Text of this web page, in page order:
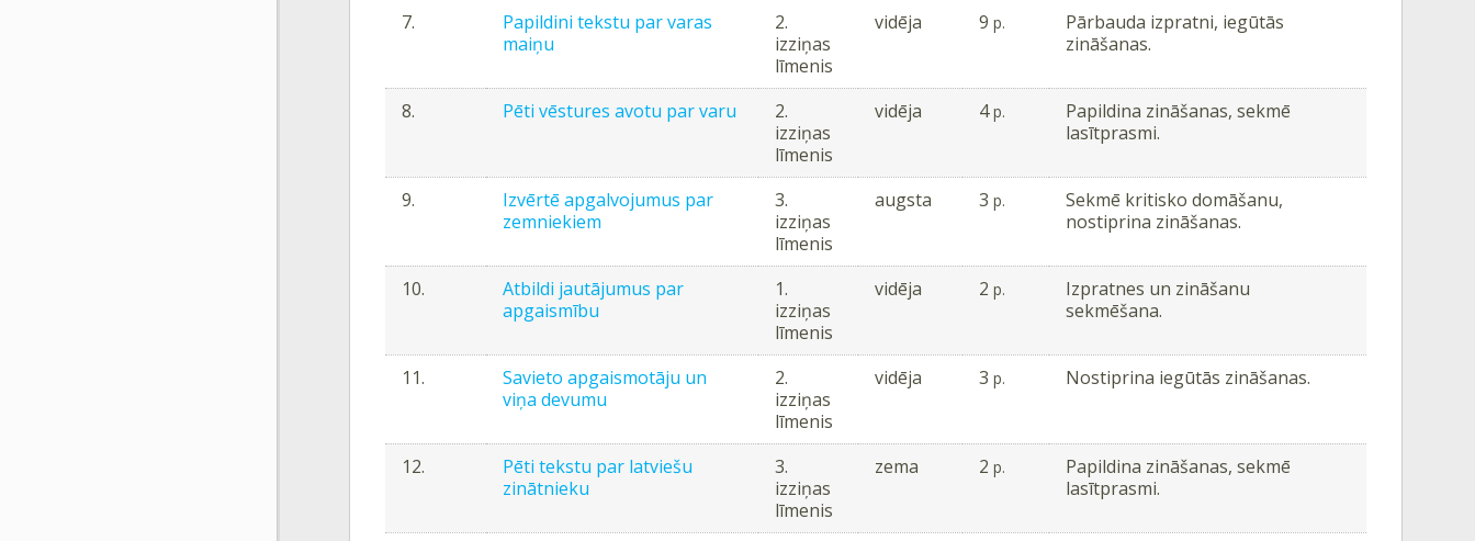
7.
Papildini tekstu par varas
maiņu
2.
izziņas
līmenis
vidēja 9 p.
Pārbauda izpratni, iegūtās
zināšanas.
8. Pēti vēstures avotu par varu
2.
izziņas
līmenis
vidēja 4p.
Papildina zināšanas, sekmē
lasītprasmi.
9.
Izvērtē apgalvojumus par
zemniekiem
3.
izziņas
līmenis
augsta 3 p.
Sekmē kritisko domāšanu,
nostiprina zināšanas.
10.
Atbildi jautājumus par
apgaismību
1.
izziņas
līmenis
vidēja 2 p.
Izpratnes un zināšanu
sekmēšana.
11.
Savieto apgaismotāju un
viņa devumu
2.
izziņas
līmenis
vidēja 3 p. Nostiprina iegūtās zināšanas.
12.
Pēti tekstu par latviešu
zinātnieku
3.
izziņas
līmenis
zema 2 p.
Papildina zināšanas, sekmē
lasītprasmi.